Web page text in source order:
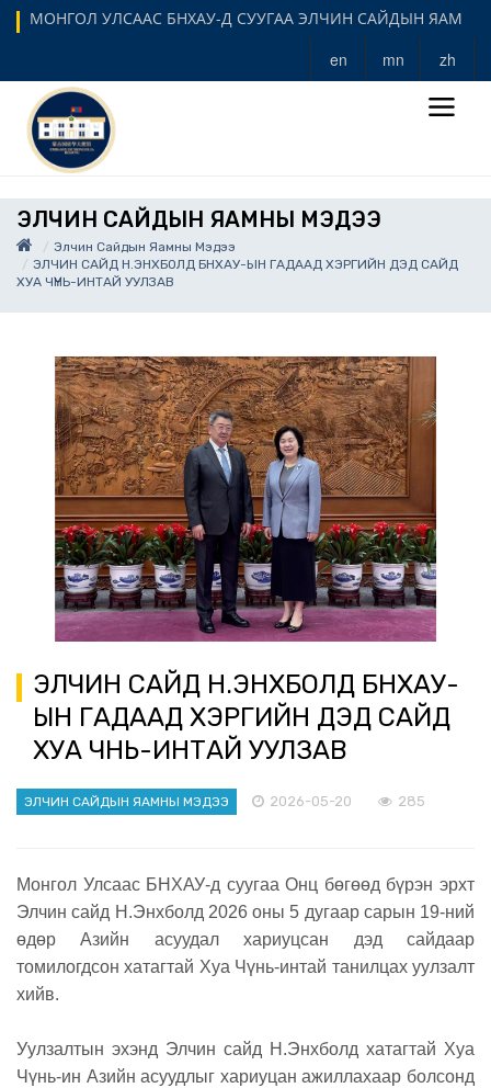
МОНГОЛ УЛСААС БНХАУ-Д СУУГАА ЭЛЧИН САЙДЫН ЯАМ
en mn zh
ЭЛЧИН САЙДЫН ЯАМНЫ МЭДЭЭ
Элчин Сайдын Яамны Мэдээ
ЭЛЧИН САЙД Н.ЭНХБОЛД БНХАУ-ЫН ГАДААД ХЭРГИЙН ДЭД САЙД
ХУА ЧҮНЬ-ИНТАЙ УУЛЗАВ
ЭЛЧИН САЙД Н.ЭНХБОЛД БНХАУ-
ЫН ГАДААД ХЭРГИЙН ДЭД САЙД
ХУА ЧҮНЬ-ИНТАЙ УУЛЗАВ
ЭЛЧИН САЙДЫН ЯАМНЫ МЭДЭЭ 2026-05-20 285
Монгол Улсаас БНХАУ-д суугаа Онц бөгөөд бүрэн эрхт
Элчин сайд Н.Энхболд 2026 оны 5 дугаар сарын 19-ний
өдөр Азийн асуудал хариуцсан дэд сайдаар
томилогдсон хатагтай Хуа Чүнь-интай танилцах уулзалт
хийв.
Уулзалтын эхэнд Элчин сайд Н.Энхболд хатагтай Хуа
Чүнь-ин Азийн асуудлыг хариуцан ажиллахаар болсонд